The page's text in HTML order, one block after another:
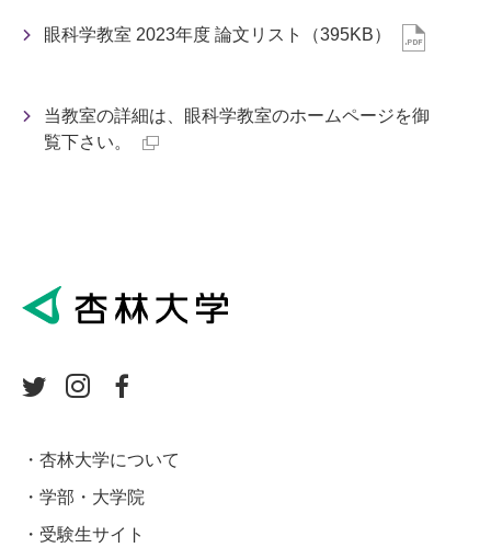
眼科学教室 2023年度 論文リスト（395KB）
当教室の詳細は、眼科学教室のホームページを御
覧下さい。
杏林大学について
学部・大学院
受験生サイト